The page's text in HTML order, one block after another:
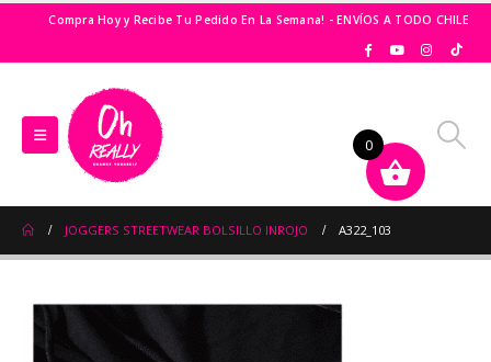
Compra Hoy y Recibe Tu Pedido En La Semana! - ENVÍOS A TODO CHILE
JOGGERS STREETWEAR BOLSILLO INROJO A322_103
0